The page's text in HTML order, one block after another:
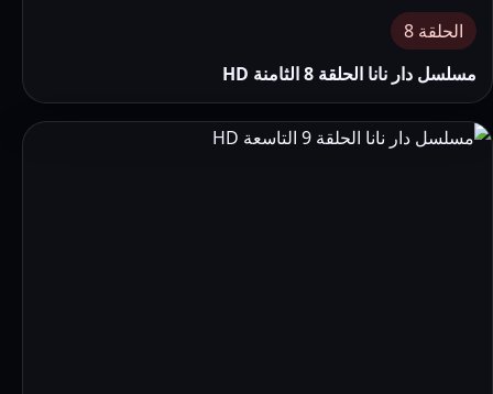
الحلقة 8
مسلسل دار نانا الحلقة 8 الثامنة HD